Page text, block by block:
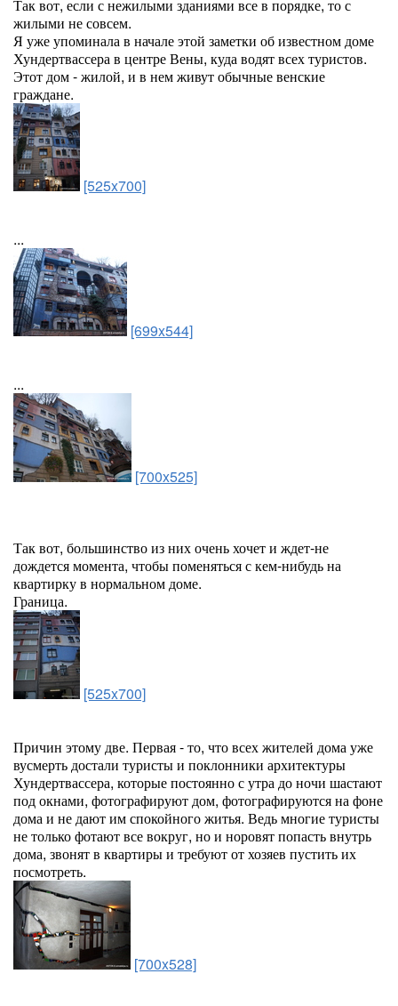
Так вот, если с нежилыми зданиями все в порядке, то с
жилыми не совсем.
Я уже упоминала в начале этой заметки об известном доме
Хундертвассера в центре Вены, куда водят всех туристов.
Этот дом - жилой, и в нем живут обычные венские
граждане.
[525x700]
...
[699x544]
...
[700x525]
Так вот, большинство из них очень хочет и ждет-не
дождется момента, чтобы поменяться с кем-нибудь на
квартирку в нормальном доме.
Граница.
[525x700]
Причин этому две. Первая - то, что всех жителей дома уже
вусмерть достали туристы и поклонники архитектуры
Хундертвассера, которые постоянно с утра до ночи шастают
под окнами, фотографируют дом, фотографируются на фоне
дома и не дают им спокойного житья. Ведь многие туристы
не только фотают все вокруг, но и норовят попасть внутрь
дома, звонят в квартиры и требуют от хозяев пустить их
посмотреть.
[700x528]